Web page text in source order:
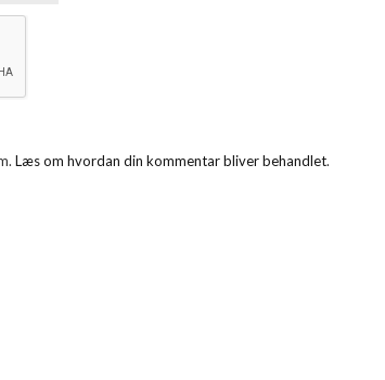
Læs om hvordan din kommentar bliver behandlet.